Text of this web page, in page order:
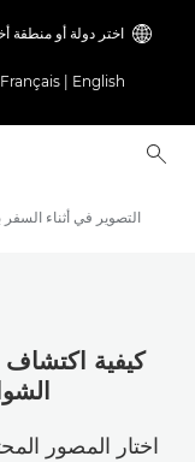
اختر دولة أو منطقة
English
Français
قصص عن التصوير
كيفية